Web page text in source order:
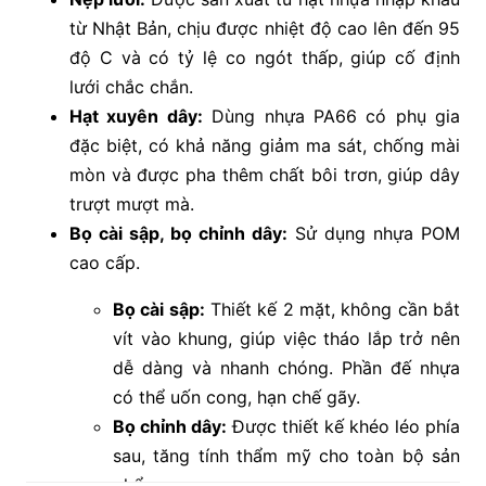
từ Nhật Bản, chịu được nhiệt độ cao lên đến 95
độ C và có tỷ lệ co ngót thấp, giúp cố định
lưới chắc chắn.
Hạt xuyên dây: Dùng nhựa PA66 có phụ gia
đặc biệt, có khả năng giảm ma sát, chống mài
mòn và được pha thêm chất bôi trơn, giúp dây
trượt mượt mà.
Bọ cài sập, bọ chỉnh dây: Sử dụng nhựa POM
cao cấp.
Bọ cài sập: Thiết kế 2 mặt, không cần bắt
vít vào khung, giúp việc tháo lắp trở nên
dễ dàng và nhanh chóng. Phần đế nhựa
có thể uốn cong, hạn chế gãy.
Bọ chỉnh dây: Được thiết kế khéo léo phía
sau, tăng tính thẩm mỹ cho toàn bộ sản